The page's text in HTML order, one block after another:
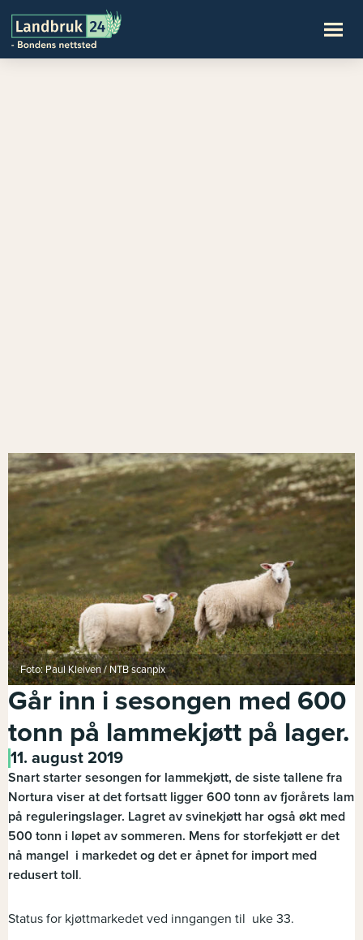
Foto: Paul Kleiven / NTB scanpix
Går inn i sesongen med 600
tonn på lammekjøtt på lager.
11. august 2019
Snart starter sesongen for lammekjøtt, de siste tallene fra
Nortura viser at det fortsatt ligger 600 tonn av fjorårets lam
på reguleringslager. Lagret av svinekjøtt har også økt med
500 tonn i løpet av sommeren. Mens for storfekjøtt er det
nå mangel i markedet og det er åpnet for import med
redusert toll.
Status for kjøttmarkedet ved inngangen til uke 33.